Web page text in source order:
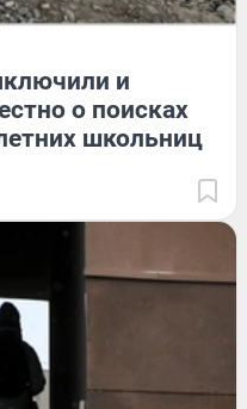
и
о поисках
школьниц